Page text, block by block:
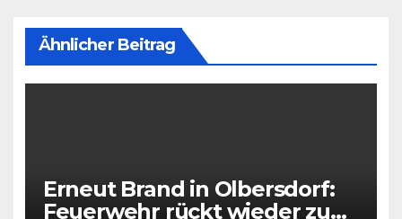
Ähnlicher Beitrag
Erneut Brand in Olbersdorf:
Feuerwehr rückt wieder zu